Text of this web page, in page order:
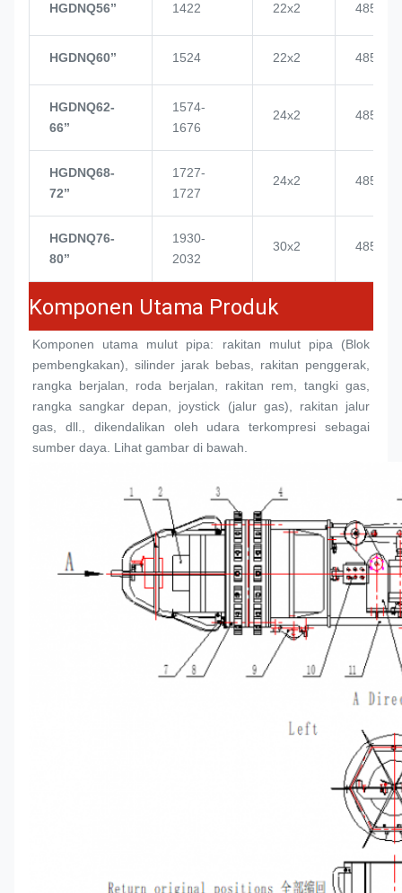
HGDNQ56’’ 1422 22x2 4855
HGDNQ60’’ 1524 22x2 4855
HGDNQ62-
66’’
1574-
1676
24x2 4855
HGDNQ68-
72’’
1727-
1727
24x2 4855
HGDNQ76-
80’’
1930-
2032
30x2 4855
Komponen Utama Produk
Komponen utama mulut pipa: rakitan mulut pipa (Blok
pembengkakan), silinder jarak bebas, rakitan penggerak,
rangka berjalan, roda berjalan, rakitan rem, tangki gas,
rangka sangkar depan, joystick (jalur gas), rakitan jalur
gas, dll., dikendalikan oleh udara terkompresi sebagai
sumber daya. Lihat gambar di bawah.